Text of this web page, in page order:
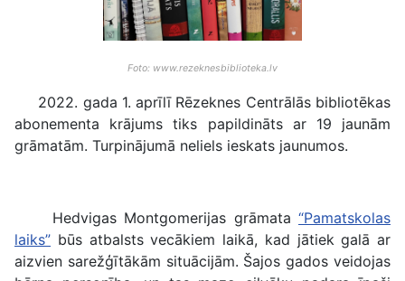
Foto: www.rezeknesbiblioteka.lv
2022. gada 1. aprīlī Rēzeknes Centrālās bibliotēkas
abonementa krājums tiks papildināts ar 19 jaunām
grāmatām. Turpinājumā neliels ieskats jaunumos.
Hedvigas Montgomerijas grāmata “Pamatskolas
laiks” būs atbalsts vecākiem laikā, kad jātiek galā ar
aizvien sarežģītākām situācijām. Šajos gados veidojas